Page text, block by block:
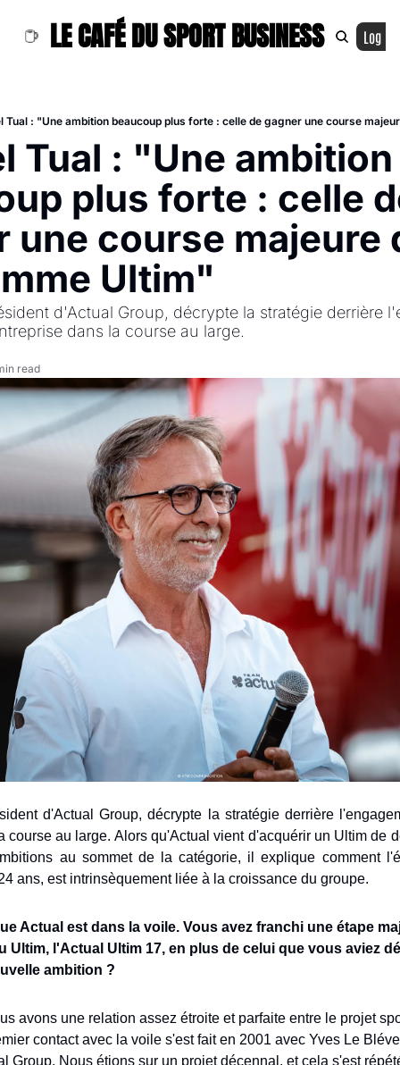
LE CAFÉ DU SPORT BUSINESS Log In
Tual : "Une ambition beaucoup plus forte : celle de gagner une course
Tual : "Une ambition
plus forte : celle
une course majeure
Ultim"
d'Actual Group, décrypte la stratégie derrière
dans la course au large.
read
d'Actual Group, décrypte la stratégie derrière
course au large. Alors qu'Actual vient d'acquérir un Ultim de
au sommet de la catégorie, il explique comment
ans, est intrinsèquement liée à la croissance du groupe.
Actual est dans la voile. Vous avez franchi une étape
Ultim, l'Actual Ultim 17, en plus de celui que vous aviez
ambition ?
avons une relation assez étroite et parfaite entre le projet
contact avec la voile s'est fait en 2001 avec Yves Le
Group. Nous étions sur un projet décennal, et cela s'est